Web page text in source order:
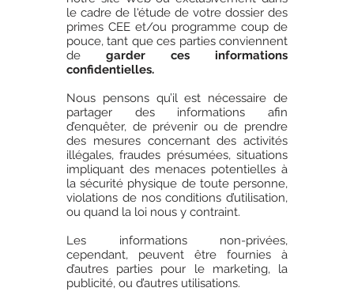
le cadre de l'étude de votre dossier des
primes CEE et/ou programme coup de
pouce, tant que ces parties conviennent
de garder ces informations
confidentielles.
Nous pensons qu’il est nécessaire de
partager des informations afin
d’enquêter, de prévenir ou de prendre
des mesures concernant des activités
illégales, fraudes présumées, situations
impliquant des menaces potentielles à
la sécurité physique de toute personne,
violations de nos conditions d’utilisation,
ou quand la loi nous y contraint.
Les informations non-privées,
cependant, peuvent être fournies à
d’autres parties pour le marketing, la
publicité, ou d’autres utilisations.​